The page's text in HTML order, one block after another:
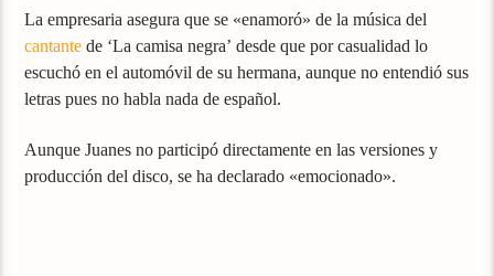
La empresaria asegura que se «enamoró» de la música del
cantante de ‘La camisa negra’ desde que por casualidad lo
escuchó en el automóvil de su hermana, aunque no entendió sus
letras pues no habla nada de español.
Aunque Juanes no participó directamente en las versiones y
producción del disco, se ha declarado «emocionado».